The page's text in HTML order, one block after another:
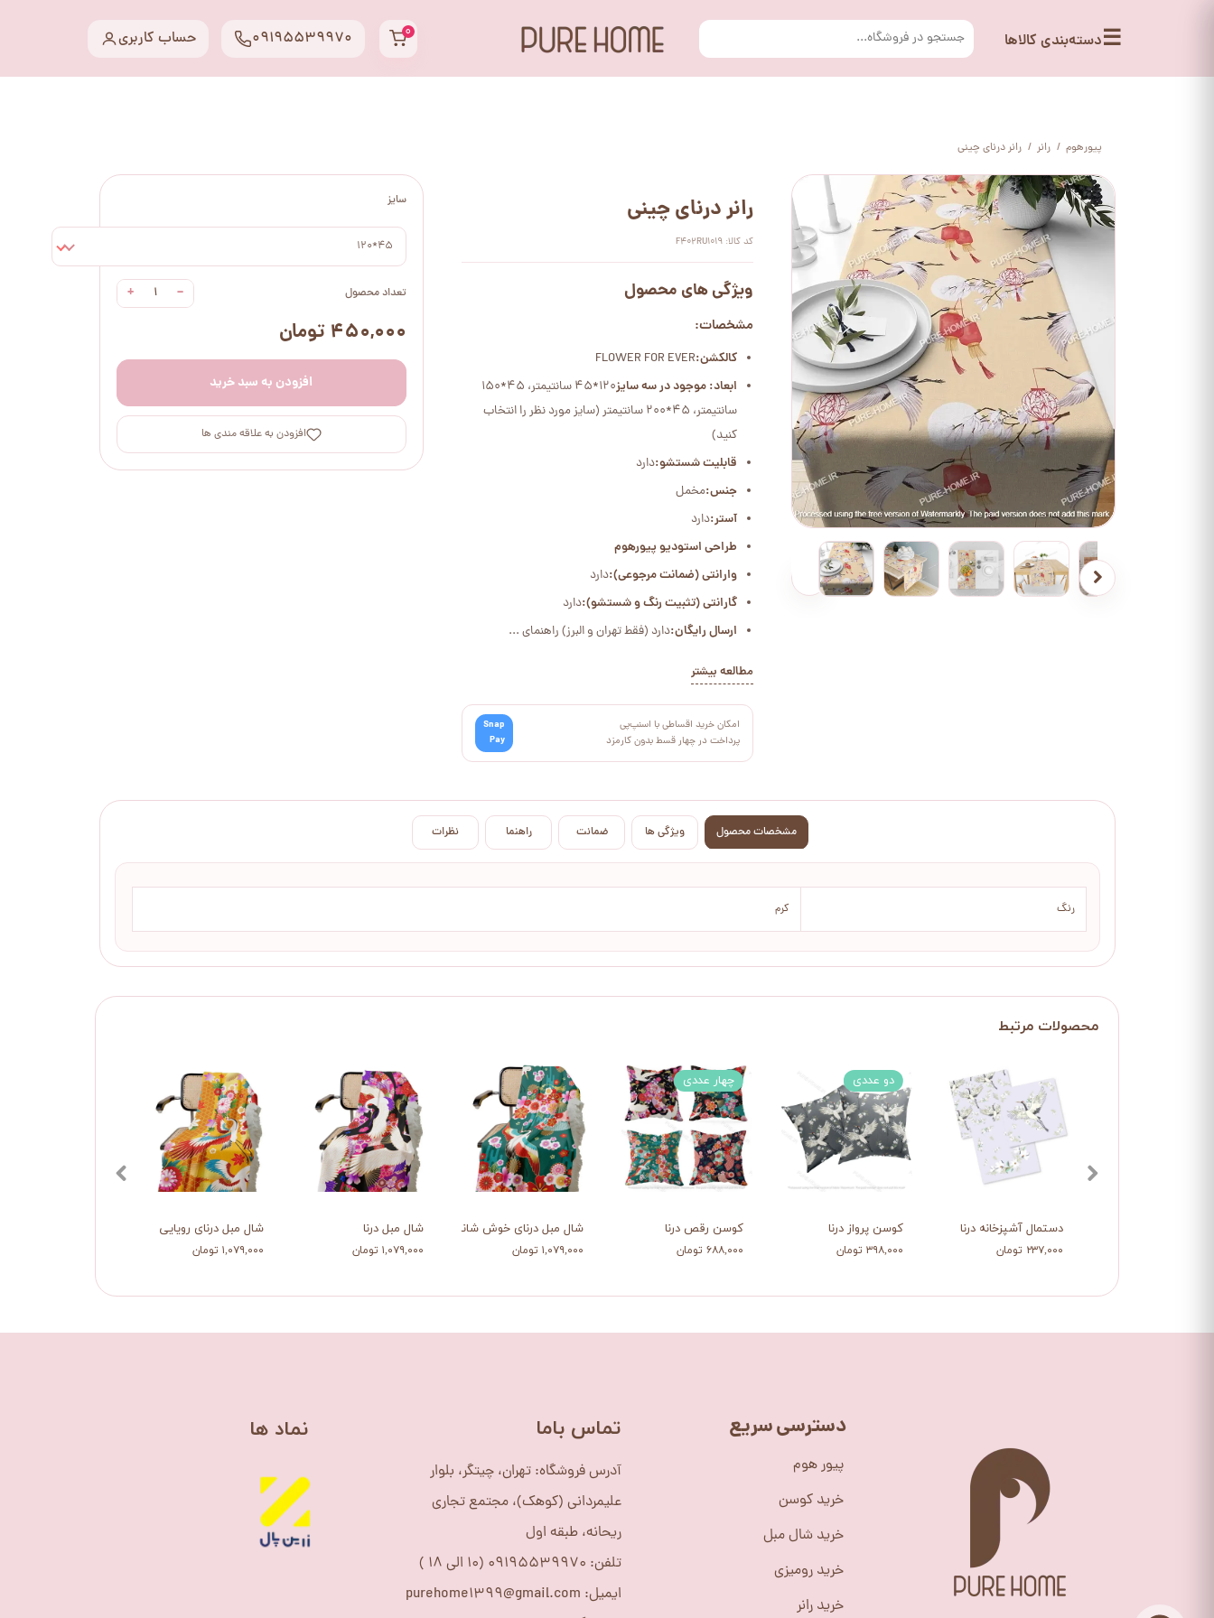
☰دسته‌بندی کالاها ۰ حساب کاربری 09195539970
پیورهوم رانر رانر درنای چینی
سایز
45*120
تعداد محصول −
+
۴۵۰,۰۰۰ تومان
افزودن به سبد خرید
افزودن به علاقه مندی ها
رانر درنای چینی
کد کالا: F402RU1019
ویژگی های محصول
مشخصات:
کالکشن:FLOWER FOR EVER
ابعاد: موجود در سه سایز
120*45 سانتیمتر، 45*150
سانتیمتر، 45*200 سانتیمتر (سایز مورد نظر را انتخاب
کنید)
قابلیت شستشو:دارد
جنس:مخمل
آستر:دارد
طراحی استودیو پیورهوم
وارانتی (ضمانت مرجوعی):دارد
گارانتی (تثبیت رنگ و شستشو):دارد
ارسال رایگان:دارد (فقط تهران و البرز) راهنمای ...
مطالعه بیشتر
امکان خرید اقساطی با اسنپ‌پی
پرداخت در چهار قسط بدون کارمزد
Snap
Pay
مشخصات محصول ویژگی ها ضمانت راهنما نظرات
رنگ کرم
شال مبل درنای رویایی
۱,۰۷۹,۰۰۰ تومان
شال مبل درنا
۱,۰۷۹,۰۰۰ تومان
شال مبل درنای خوش شانسی
۱,۰۷۹,۰۰۰ تومان
کوسن رقص درنا
۶۸۸,۰۰۰ تومان
چهار عددی
کوسن پرواز درنا
۳۹۸,۰۰۰ تومان
دو عددی
دستمال آشپزخانه درنا
۲۳۷,۰۰۰ تومان
پیور هوم
خرید کوسن
خرید شال مبل
خرید رومیزی
خرید رانر
دسترسی سریع ​تماس باما
آدرس فروشگاه: تهران، چیتگر، بلوار
علیمردانی (کوهک)، مجتمع تجاری
ریحانه، طبقه اول
تلفن: 09195539970 (10 الی 18 )
ایمیل: purehome1399@gmail.com
​نماد ها